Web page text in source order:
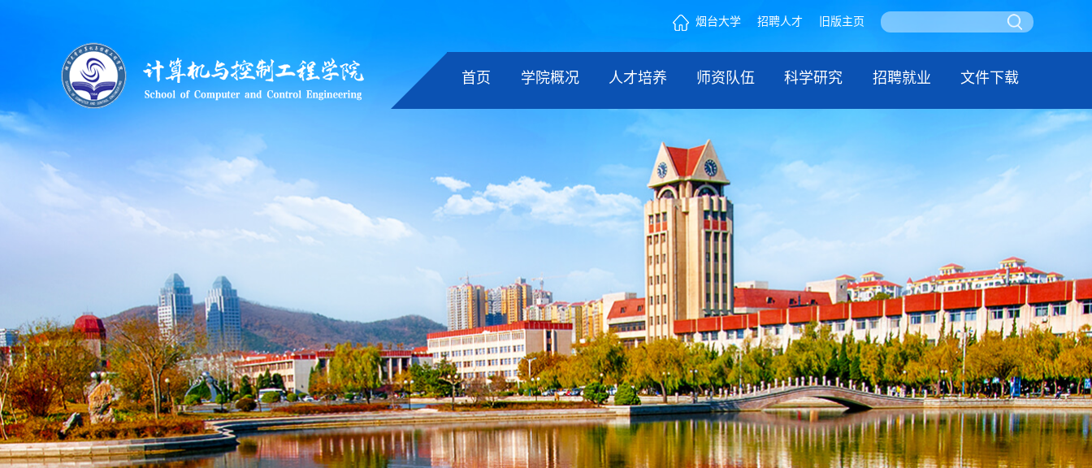
烟台大学 招聘人才 旧版主页
首页 学院概况 人才培养 师资队伍 科学研究 招聘就业 文件下载